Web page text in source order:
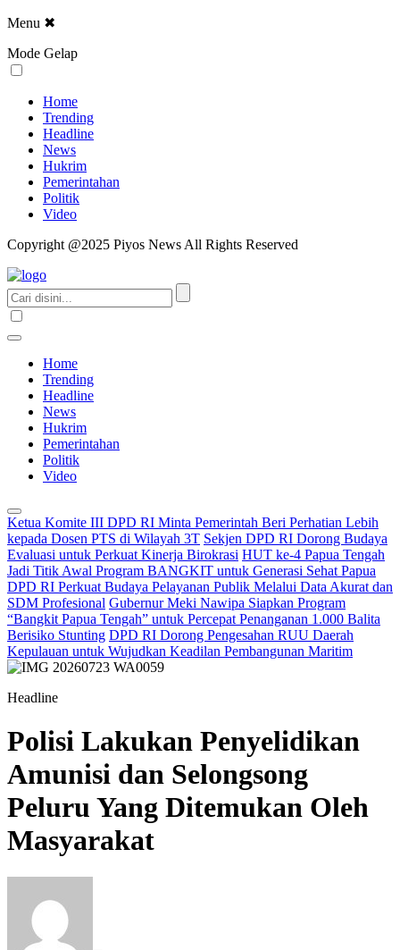
Menu ✖
Mode Gelap
Home
Trending
Headline
News
Hukrim
Pemerintahan
Politik
Video
Copyright @2025 Piyos News All Rights Reserved
Home
Trending
Headline
News
Hukrim
Pemerintahan
Politik
Video
Ketua Komite III DPD RI Minta Pemerintah Beri Perhatian Lebih
kepada Dosen PTS di Wilayah 3T Sekjen DPD RI Dorong Budaya
Evaluasi untuk Perkuat Kinerja Birokrasi HUT ke-4 Papua Tengah
Jadi Titik Awal Program BANGKIT untuk Generasi Sehat Papua
DPD RI Perkuat Budaya Pelayanan Publik Melalui Data Akurat dan
SDM Profesional Gubernur Meki Nawipa Siapkan Program
“Bangkit Papua Tengah” untuk Percepat Penanganan 1.000 Balita
Berisiko Stunting DPD RI Dorong Pengesahan RUU Daerah
Kepulauan untuk Wujudkan Keadilan Pembangunan Maritim
Headline
Polisi Lakukan Penyelidikan
Amunisi dan Selongsong
Peluru Yang Ditemukan Oleh
Masyarakat